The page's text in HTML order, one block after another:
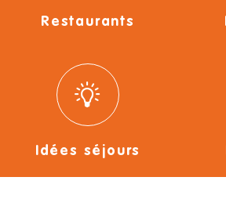
Restaurants
Idées séjours